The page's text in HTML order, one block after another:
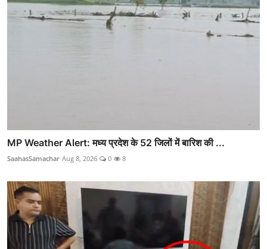
MP Weather Alert: मध्य प्रदेश के 52 जिलों में बारिश की ...
SaahasSamachar Aug 8, 2026 0 8